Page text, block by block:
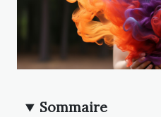
Sommaire